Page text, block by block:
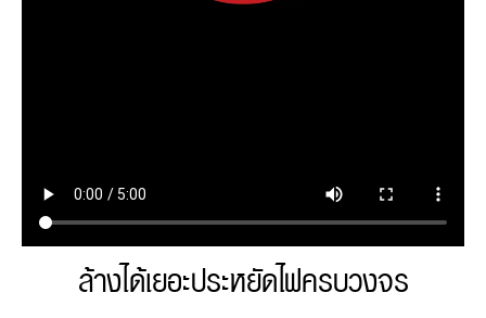
ล้างได้เยอะประหยัดไฟครบวงจร